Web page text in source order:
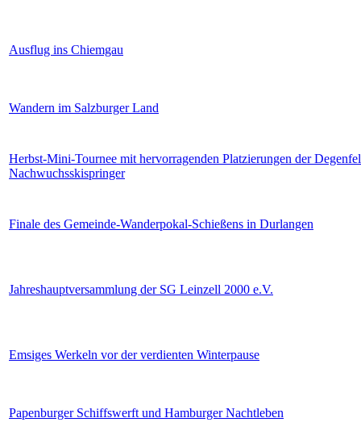
Ausflug ins Chiemgau
Wandern im Salzburger Land
Herbst-Mini-Tournee mit hervorragenden Platzierungen der
Nachwuchsskispringer
Finale des Gemeinde-Wanderpokal-Schießens in Durlangen
Jahreshauptversammlung der SG Leinzell 2000 e.V.
Emsiges Werkeln vor der verdienten Winterpause
Papenburger Schiffswerft und Hamburger Nachtleben